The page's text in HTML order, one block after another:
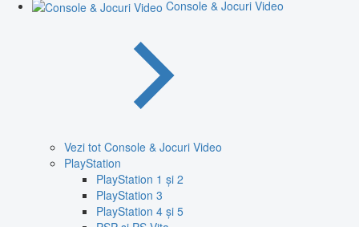
Console & Jocuri Video
Vezi tot Console & Jocuri Video
PlayStation
PlayStation 1 și 2
PlayStation 3
PlayStation 4 și 5